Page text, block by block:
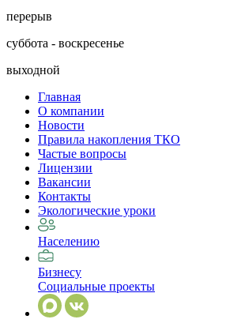
перерыв
суббота - воскресенье
выходной
Главная
О компании
Новости
Правила накопления ТКО
Частые вопросы
Лицензии
Вакансии
Контакты
Экологические уроки
Населению
Бизнесу
Социальные проекты